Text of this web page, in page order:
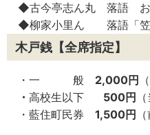
◆古今亭志ん丸 落語 お
◆柳家小里ん 落語「笠
木戸銭 【全席指定】
・一 般 2,000円
・ 高校生以下 500円
・藍住町民券 1,500円